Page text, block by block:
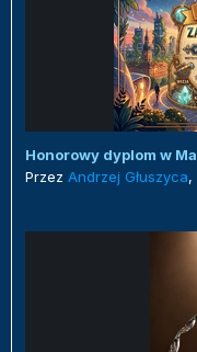
Przez Andrzej Głuszyca,